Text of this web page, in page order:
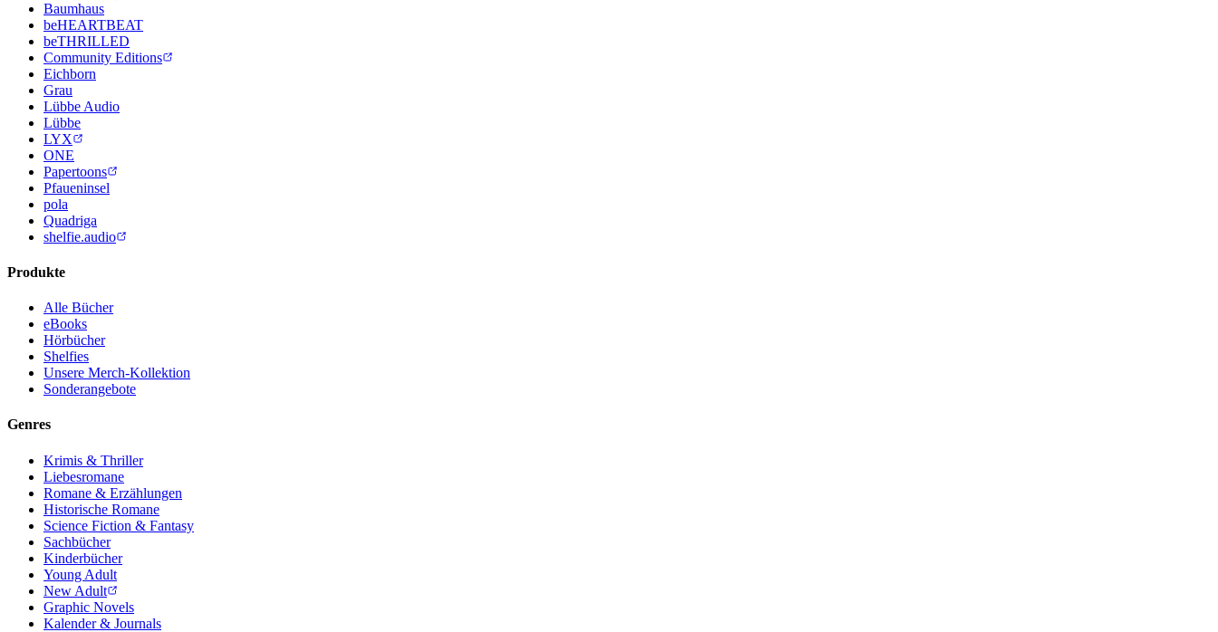
Baumhaus
beHEARTBEAT
beTHRILLED
Community Editions
Eichborn
Grau
Lübbe Audio
Lübbe
LYX
ONE
Papertoons
Pfaueninsel
pola
Quadriga
shelfie.audio
Produkte
Alle Bücher
eBooks
Hörbücher
Shelfies
Unsere Merch-Kollektion
Sonderangebote
Genres
Krimis & Thriller
Liebesromane
Romane & Erzählungen
Historische Romane
Science Fiction & Fantasy
Sachbücher
Kinderbücher
Young Adult
New Adult
Graphic Novels
Kalender & Journals